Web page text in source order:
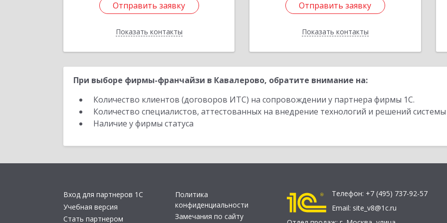
Отправить заявку
Показать контакты
Отправить заявку
Назад
Отправить заявку
Показать контакты
Отправить заявку
Назад
При выборе фирмы-франчайзи в Кавалерово, обратите внимание на:
Количество клиентов (договоров ИТС) на сопровождении у партнера фирмы 1С.
Количество специалистов, аттестованных на внедрение технологий и решений
Наличие у фирмы статуса
Вход для партнеров 1С
Учебная версия
Стать партнером
Политика
конфиденциальности
Замечания по сайту
Телефон: +7 (495) 737-92-57
Email: site_v8@1c.ru